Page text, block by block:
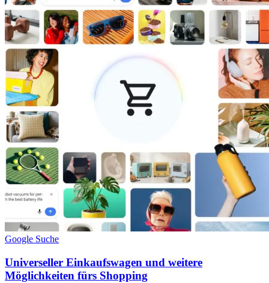
Google Suche
Universeller Einkaufswagen und weitere
Möglichkeiten fürs Shopping